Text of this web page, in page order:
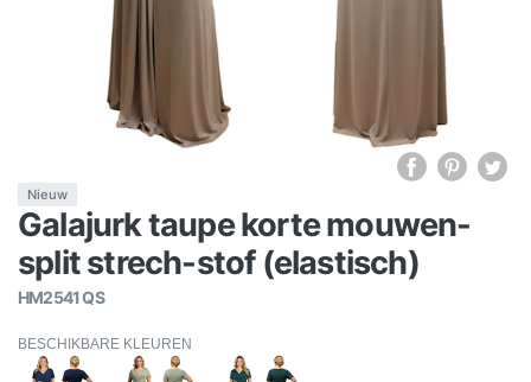
Nieuw
Galajurk taupe korte mouwen-
split strech-stof (elastisch)
HM2541 QS
BESCHIKBARE KLEUREN